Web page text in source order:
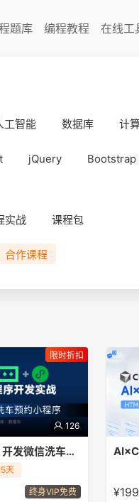
题库 编程教程 在线工
工智能 数据库 计
jQuery Bootstrap
实战 课程包
合作课程
126
限时折扣
字节 Trae+AI 开发微信洗车预约小程序实战课程
Trae AI 开发微信洗
程实战演示 10 + 核
AI 辅助编程技巧，
天
终身VIP免费